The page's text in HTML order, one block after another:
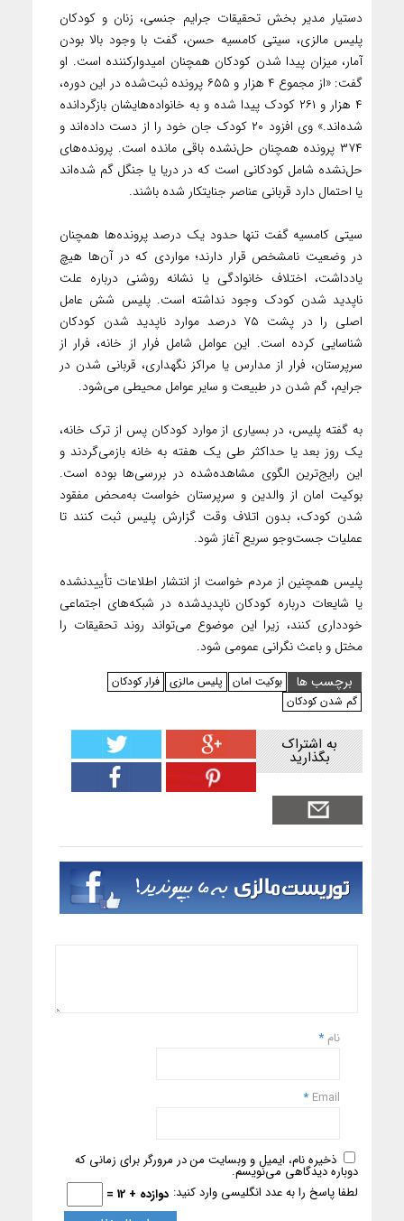
دستیار مدیر بخش تحقیقات جرایم جنسی، زنان و کودکان
پلیس مالزی، سیتی کامسیه حسن، گفت با وجود بالا بودن
آمار، میزان پیدا شدن کودکان همچنان امیدوارکننده است. او
گفت: «از مجموع ۴ هزار و ۶۵۵ پرونده ثبت‌شده در این دوره،
۴ هزار و ۲۶۱ کودک پیدا شده و به خانواده‌هایشان بازگردانده
شده‌اند.» وی افزود ۲۰ کودک جان خود را از دست داده‌اند و
۳۷۴ پرونده همچنان حل‌نشده باقی مانده است. پرونده‌های
حل‌نشده شامل کودکانی است که در دریا یا جنگل گم شده‌اند
یا احتمال دارد قربانی عناصر جنایتکار شده باشند.
سیتی کامسیه گفت تنها حدود یک درصد پرونده‌ها همچنان
در وضعیت نامشخص قرار دارند؛ مواردی که در آن‌ها هیچ
یادداشت، اختلاف خانوادگی یا نشانه روشنی درباره علت
ناپدید شدن کودک وجود نداشته است. پلیس شش عامل
اصلی را در پشت ۷۵ درصد موارد ناپدید شدن کودکان
شناسایی کرده است. این عوامل شامل فرار از خانه، فرار از
سرپرستان، فرار از مدارس یا مراکز نگهداری، قربانی شدن در
جرایم، گم شدن در طبیعت و سایر عوامل محیطی می‌شود.
به گفته پلیس، در بسیاری از موارد کودکان پس از ترک خانه،
یک روز بعد یا حداکثر طی یک هفته به خانه بازمی‌گردند و
این رایج‌ترین الگوی مشاهده‌شده در بررسی‌ها بوده است.
بوکیت امان از والدین و سرپرستان خواست به‌محض مفقود
شدن کودک، بدون اتلاف وقت گزارش پلیس ثبت کنند تا
عملیات جست‌وجو سریع آغاز شود.
پلیس همچنین از مردم خواست از انتشار اطلاعات تأییدنشده
یا شایعات درباره کودکان ناپدیدشده در شبکه‌های اجتماعی
خودداری کنند، زیرا این موضوع می‌تواند روند تحقیقات را
مختل و باعث نگرانی عمومی شود.
برچسب ها
بوکیت امان پلیس مالزی فرار کودکان
گم شدن کودکان
به اشتراک
بگذارید
نام *
Email
*
ذخیره نام، ایمیل و وبسایت من در مرورگر برای زمانی که
دوباره دیدگاهی می‌نویسم.
لطفا پاسخ را به عدد انگلیسی وارد کنید: دوازده + 12 =